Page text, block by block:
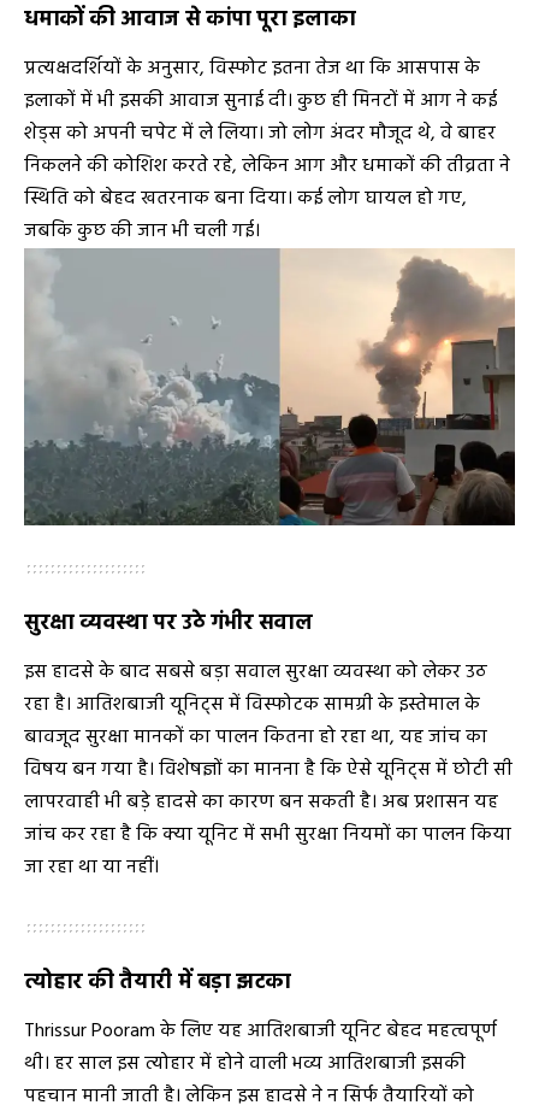
धमाकों की आवाज से कांपा पूरा इलाका
प्रत्यक्षदर्शियों के अनुसार, विस्फोट इतना तेज था कि आसपास के
इलाकों में भी इसकी आवाज सुनाई दी। कुछ ही मिनटों में आग ने कई
शेड्स को अपनी चपेट में ले लिया। जो लोग अंदर मौजूद थे, वे बाहर
निकलने की कोशिश करते रहे, लेकिन आग और धमाकों की तीव्रता ने
स्थिति को बेहद खतरनाक बना दिया। कई लोग घायल हो गए,
जबकि कुछ की जान भी चली गई।
सुरक्षा व्यवस्था पर उठे गंभीर सवाल
इस हादसे के बाद सबसे बड़ा सवाल सुरक्षा व्यवस्था को लेकर उठ
रहा है। आतिशबाजी यूनिट्स में विस्फोटक सामग्री के इस्तेमाल के
बावजूद सुरक्षा मानकों का पालन कितना हो रहा था, यह जांच का
विषय बन गया है। विशेषज्ञों का मानना है कि ऐसे यूनिट्स में छोटी सी
लापरवाही भी बड़े हादसे का कारण बन सकती है। अब प्रशासन यह
जांच कर रहा है कि क्या यूनिट में सभी सुरक्षा नियमों का पालन किया
जा रहा था या नहीं।
त्योहार की तैयारी में बड़ा झटका
Thrissur Pooramके लिए यह आतिशबाजी यूनिट बेहद महत्वपूर्ण
थी। हर साल इस त्योहार में होने वाली भव्य आतिशबाजी इसकी
पहचान मानी जाती है। लेकिन इस हादसे ने न सिर्फ तैयारियों को